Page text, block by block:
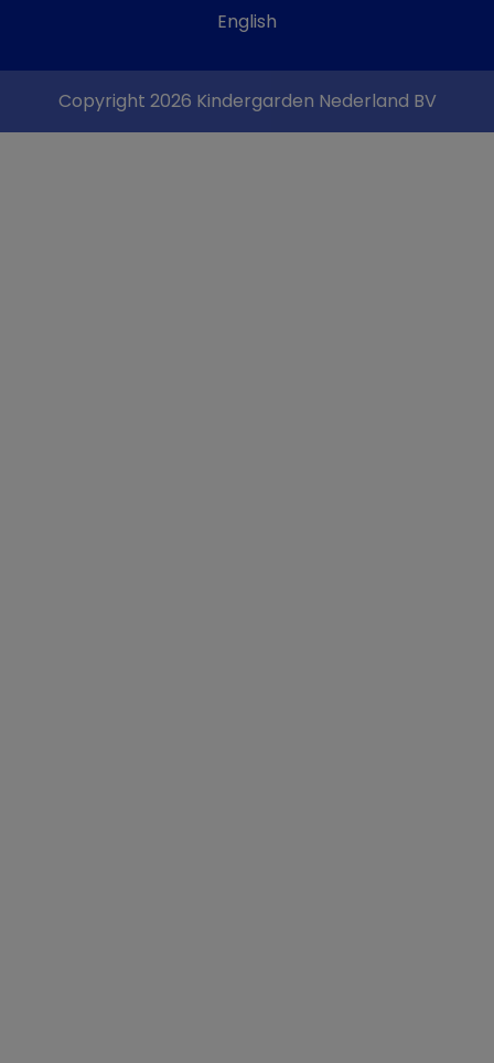
English
Copyright 2026 Kindergarden Nederland BV